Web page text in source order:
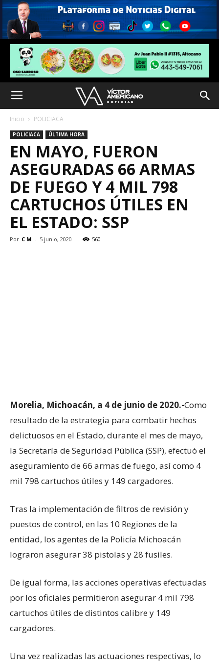
Inicio POLICIACA
POLICIACA ÚLTIMA HORA
EN MAYO, FUERON
ASEGURADAS 66 ARMAS
DE FUEGO Y 4 MIL 798
CARTUCHOS ÚTILES EN
EL ESTADO: SSP
Por C M - 5 junio, 2020 560
Morelia, Michoacán, a 4 de junio de 2020.-Como
resultado de la estrategia para combatir hechos
delictuosos en el Estado, durante el mes de mayo,
la Secretaría de Seguridad Pública (SSP), efectuó el
aseguramiento de 66 armas de fuego, así como 4
mil 798 cartuchos útiles y 149 cargadores.
Tras la implementación de filtros de revisión y
puestos de control, en las 10 Regiones de la
entidad, los agentes de la Policía Michoacán
lograron asegurar 38 pistolas y 28 fusiles.
De igual forma, las acciones operativas efectuadas
por los oficiales permitieron asegurar 4 mil 798
cartuchos útiles de distintos calibre y 149
cargadores.
Una vez realizadas las actuaciones respectivas, lo